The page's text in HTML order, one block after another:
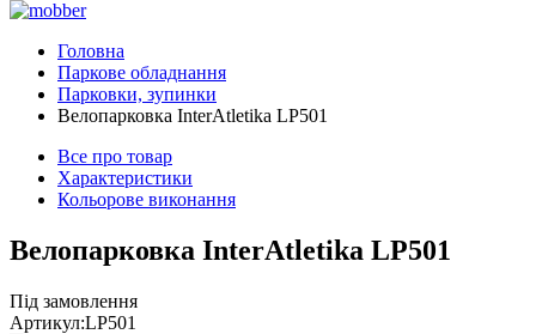
Головна
Паркове обладнання
Парковки, зупинки
Велопарковка InterAtletika LP501
Все про товар
Характеристики
Кольорове виконання
Велопарковка InterAtletika LP501
Під замовлення
Артикул:LP501